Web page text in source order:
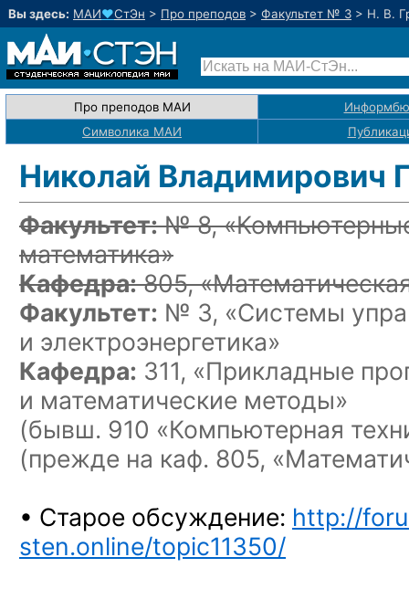
Вы здесь: МАИ♥СтЭн > Про преподов > Факультет № 3 > Н. В.
Про преподов МАИ
Символика МАИ
Николай Владимирович
Факультет:№ 8,
математика»
Кафедра:805,
Факультет: № 3, «Системы
и электроэнергетика»
Кафедра: 311, «Прикладные
и математические методы»
(бывш. 910 «Компьютерная
(прежде на каф. 805,
• Старое обсуждение: http://
sten.online/topic11350/